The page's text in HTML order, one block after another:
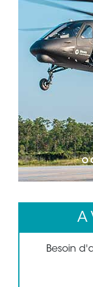
1
A
Besoin